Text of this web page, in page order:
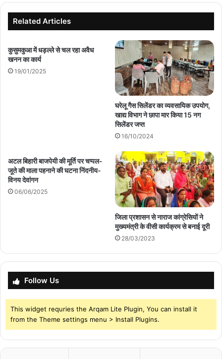
सख्त
की
मांग
Related Articles
कुसुमकुआ में धड़ल्ले से चल रहा अवैध
खनन का कार्य
19/01/2025
घरेलू गैस सिलेंडर का व्यवसायिक उपयोग,
खाद्य विभाग ने छापा मार किया 15 नग
सिलेंडर जप्त
16/10/2024
अटल बिहारी बाजपेयी की मूर्ति पर चप्पल-
जूते की माला पहनाने की घटना निंदनीय-
विनय देवांगन
06/06/2025
जिला प्रशासन से नाराज कांग्रेसियों ने
मुख्यमंत्री के वीसी कार्यक्रम से बनाई दूरी
28/03/2023
Follow Us
This widget requries the Arqam Lite Plugin, You can install it
from the Theme settings menu > Install Plugins.